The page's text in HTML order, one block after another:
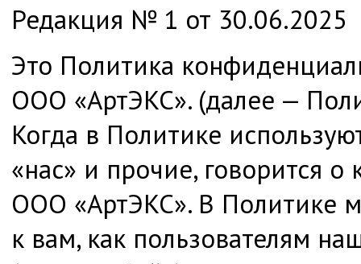
Редакция № 1 от 30.06.2025
Это Политика
ООО «АртЭКС». (далее —
Когда в Политике
«нас» и прочие, говорится о
ООО «АртЭКС». В Политике
к вам, как пользователям